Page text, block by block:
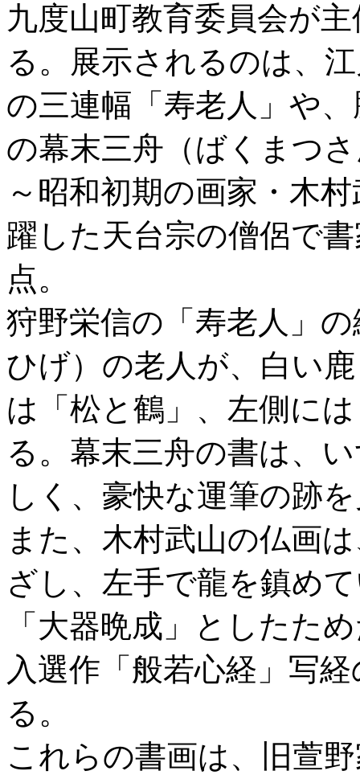
九度山町教育委員会が
る。展示されるのは、
の三連幅「寿老人」や
の幕末三舟（ばくまつ
～昭和初期の画家・木
躍した天台宗の僧侶で
点。
狩野栄信の「寿老人」
ひげ）の老人が、白い
は「松と鶴」、左側に
る。幕末三舟の書は、
しく、豪快な運筆の跡
また、木村武山の仏画
ざし、左手で龍を鎮め
「大器晩成」としたた
入選作「般若心経」写
る。
これらの書画は、旧萱